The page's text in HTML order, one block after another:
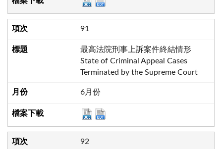
91
最高法院刑事上訴案件終結情形
State of Criminal Appeal Cases
Terminated by the Supreme Court
6月份
92